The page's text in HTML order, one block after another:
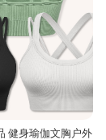
健身瑜伽文胸户外